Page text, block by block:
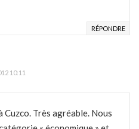
RÉPONDRE
10:11
Très agréable. Nous